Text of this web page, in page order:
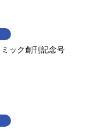
ミック創刊記念号